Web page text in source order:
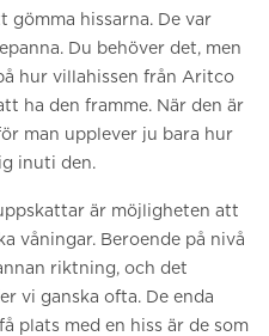
gömma hissarna. De var
Du behöver det, men
hur villahissen från Aritco
ha den framme. När den är
man upplever ju bara hur
inuti den.
är möjligheten att
våningar. Beroende på nivå
riktning, och det
vi ganska ofta. De enda
plats med en hiss är de som